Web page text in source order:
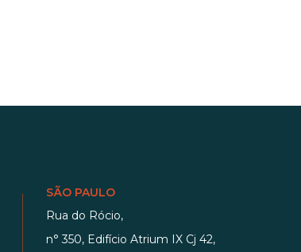
SÃO PAULO
Rua do Rócio,
n° 350, Edifício Atrium IX Cj 42,